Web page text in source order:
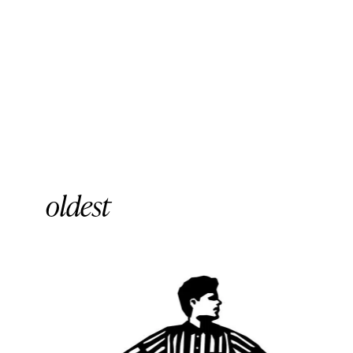
oldest